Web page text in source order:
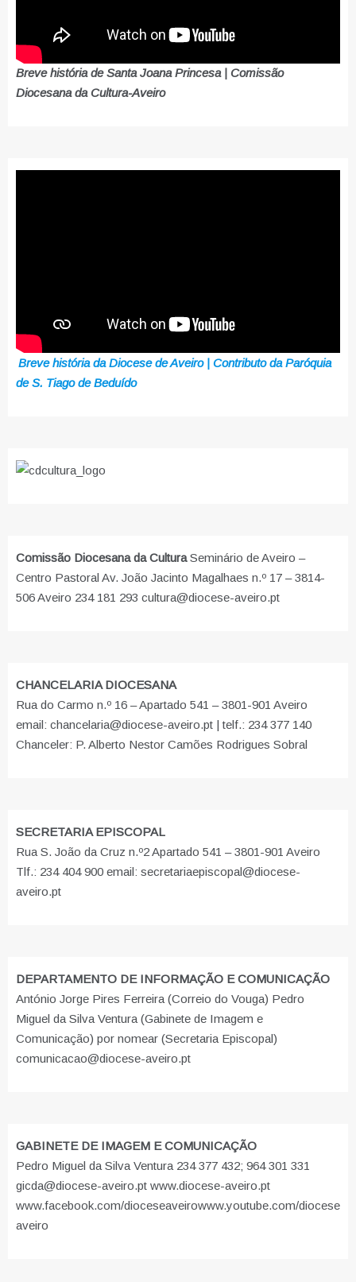
Breve história de Santa Joana Princesa | Comissão
Diocesana da Cultura-Aveiro
Breve história da Diocese de Aveiro | Contributo da Paróquia
de S. Tiago de Beduído
Comissão Diocesana da CulturaSeminário de Aveiro –
Centro Pastoral Av. João Jacinto Magalhaes n.º 17 – 3814-
506 Aveiro 234 181 293 cultura@diocese-aveiro.pt
CHANCELARIA DIOCESANA
Rua do Carmo n.º 16 – Apartado 541 – 3801-901 Aveiro
email: chancelaria@diocese-aveiro.pt | telf.: 234 377 140
Chanceler: P. Alberto Nestor Camões Rodrigues Sobral
SECRETARIA EPISCOPAL
Rua S. João da Cruz n.º2 Apartado 541 – 3801-901 Aveiro
Tlf.: 234 404 900 email: secretariaepiscopal@diocese-
aveiro.pt
DEPARTAMENTO DE INFORMAÇÃO E COMUNICAÇÃO
António Jorge Pires Ferreira (Correio do Vouga) Pedro
Miguel da Silva Ventura (Gabinete de Imagem e
Comunicação) por nomear (Secretaria Episcopal)
comunicacao@diocese-aveiro.pt
GABINETE DE IMAGEM E COMUNICAÇÃO
Pedro Miguel da Silva Ventura 234 377 432; 964 301 331
gicda@diocese-aveiro.pt www.diocese-aveiro.pt
www.facebook.com/dioceseaveirowww.youtube.com/diocese
aveiro